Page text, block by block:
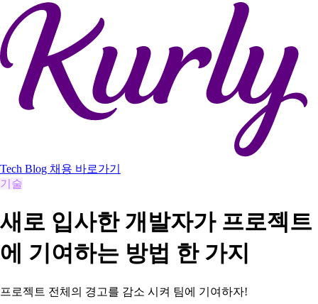
Tech Blog 채용 바로가기
기술
새로 입사한 개발자가 프로젝트
에 기여하는 방법 한 가지
프로젝트 전체의 경고를 감소 시켜 팀에 기여하자!